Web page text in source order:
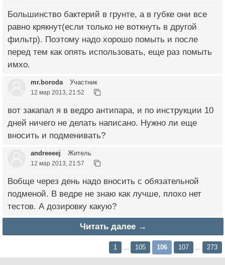
Большинство бактерий в грунте, а в губке они все
равно крякнут(если только не воткнуть в другой
фильтр). Поэтому надо хорошо помыть и после
перед тем как опять использовать, еще раз помыть
имхо.
mr.boroda Участник
12 мар 2013, 21:52
вот закапал я в ведро антипара, и по инструкции 10
дней ничего не делать написано. Нужно ли еще
вносить и подменивать?
andreeeej Житель
12 мар 2013, 21:57
Вобще через день надо вносить с обязательной
подменой. В ведре не знаю как лучше, плохо нет
тестов. А дозировку какую?
Читать далее →
1 105 106 107 273